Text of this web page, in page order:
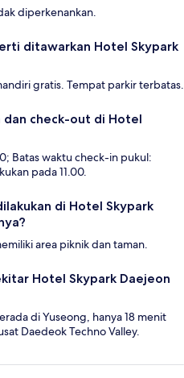
diperkenankan.
ditawarkan Hotel Skypark
gratis. Tempat parkir terbatas.
dan check-out di Hotel
Batas waktu check-in pukul:
pada 11.00.
di Hotel Skypark
area piknik dan taman.
Hotel Skypark Daejeon
di Yuseong, hanya 18 menit
Daedeok Techno Valley.